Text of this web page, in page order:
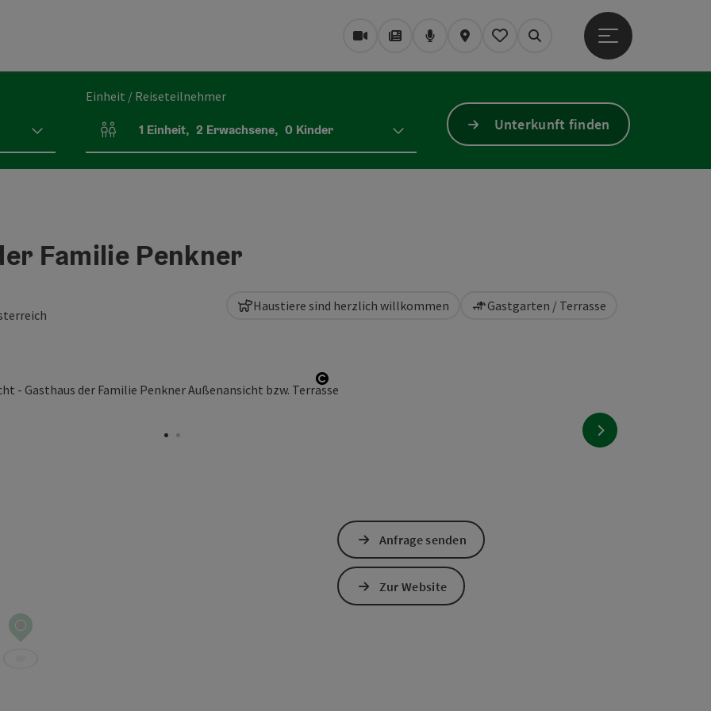
WebcamsMagazin/Blog
PodcastKarteMein Merkzettel
Suchen
Hauptmenü öffnen
Einheit / Reiseteilnehmer
Einheitenanzahl und Personenfelder
1 Einheit, 2 Erwachsene, 0 Kinder Unterkunft finden
Familie Penkner
Copyright öffnen
nächstes Element
Haustiere sind herzlich willkommen Gastgarten / Terrasse
Anfrage senden
Zur Website